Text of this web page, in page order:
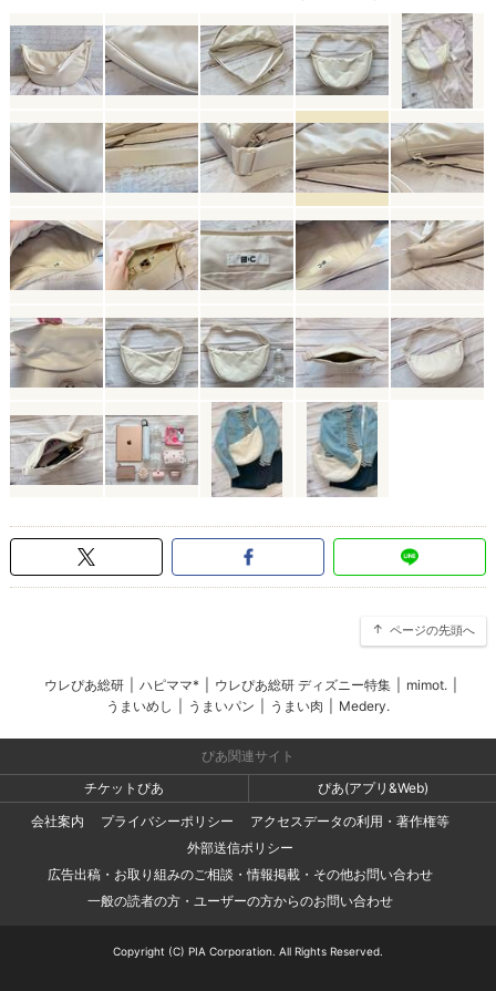
ページの先頭へ
ウレぴあ総研 ハピママ* ウレぴあ総研 ディズニー特集 mimot.
うまいめし
うまいパン うまい肉 Medery.
ぴあ関連サイト
チケットぴあ
ぴあ(アプリ&Web)
会社案内
プライバシーポリシー
アクセスデータの利用・著作権等
外部送信ポリシー
広告出稿・お取り組みのご相談・情報掲載・その他お問い合わせ
一般の読者の方・ユーザーの方からのお問い合わせ
Copyright (C) PIA Corporation. All Rights Reserved.